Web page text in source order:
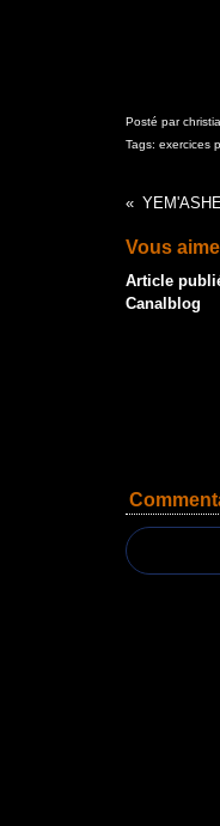
Posté par
Tags: exercices
Vous
Article
Canalblog